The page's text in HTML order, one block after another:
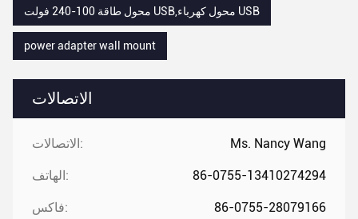
الاتصالات
الاتصالات: Ms. Nancy Wang
الهاتف: 86-0755-13410274294
فاكس: 86-0755-28079166
محول طاقة 100-240 فولت USB,محول كهرباء USB
power adapter wall mount